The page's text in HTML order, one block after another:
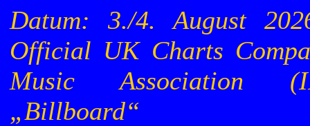
Datum: 3./4. August
Official UK Charts
Music Association
„Billboard“